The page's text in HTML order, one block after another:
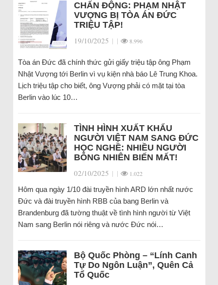
CHẤN ĐỘNG: PHẠM NHẬT
VƯỢNG BỊ TÒA ÁN ĐỨC
TRIỆU TẬP!
19/10/2025 | | 8.996
Tòa án Đức đã chính thức gửi giấy triệu tập ông Phạm
Nhật Vượng tới Berlin vì vụ kiện nhà báo Lê Trung Khoa.
Lịch triệu tập cho biết, ông Vượng phải có mặt tại tòa
Berlin vào lúc 10…
TÌNH HÌNH XUẤT KHẨU
NGƯỜI VIỆT NAM SANG ĐỨC
HỌC NGHỀ: NHIỀU NGƯỜI
BỖNG NHIÊN BIẾN MẤT!
02/10/2025 | | 1.022
Hôm qua ngày 1/10 đài truyền hình ARD lớn nhất nước
Đức và đài truyền hình RBB của bang Berlin và
Brandenburg đã tường thuật về tình hình người từ Việt
Nam sang Berlin nói riêng và nước Đức nói…
Bộ Quốc Phòng – “Lính Canh
Tự Do Ngôn Luận”, Quên Cả
Tổ Quốc